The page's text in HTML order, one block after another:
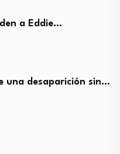
a Eddie…
una desaparición sin…